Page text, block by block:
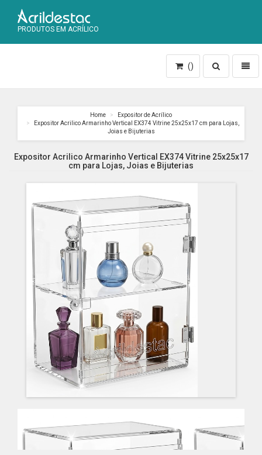
PRODUTOS EM ACRÍLICO
Toggle
search
()
Home
Expositor de Acrílico
Expositor Acrilico Armarinho Vertical EX374 Vitrine 25x25x17 cm para Lojas,
Joias e Bijuterias
Expositor Acrilico Armarinho Vertical EX374 Vitrine 25x25x17
cm para Lojas, Joias e Bijuterias